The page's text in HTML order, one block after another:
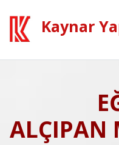
Kaynar
ALÇIPAN